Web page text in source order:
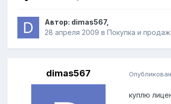
Автор: dimas567,
28 апреля 2009 в Покупка и
dimas567
куплю